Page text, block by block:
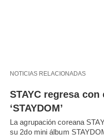
NOTICIAS RELACIONADAS
STAYC regresa
‘STAYDOM’
La agrupación coreana
su 2do mini álbum